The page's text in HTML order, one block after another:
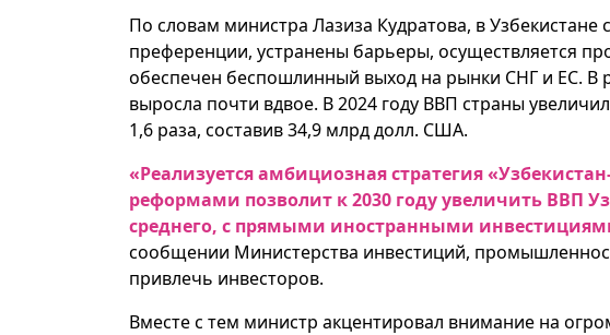
По словам министра Лазиза Кудратова, в
преференции, устранены барьеры, осуществляется
обеспечен беспошлинный выход на рынки СНГ и ЕС. В
выросла почти вдвое. В 2024 году ВВП страны
1,6 раза, составив 34,9 млрд долл. США.
«Реализуется амбициозная стратегия
реформами позволит к 2030 году увеличить ВВП
среднего, с прямыми иностранными
сообщении Министерства инвестиций,
привлечь инвесторов.
Вместе с тем министр акцентировал внимание на